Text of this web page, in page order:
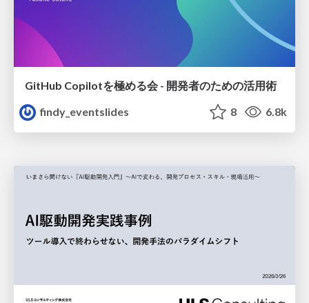
GitHub Copilotを極める会 - 開発者のための活用術
findy_eventslides
8 6.8k